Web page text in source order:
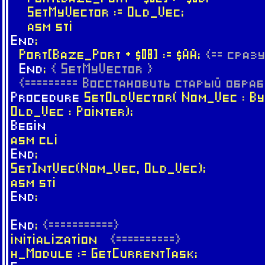
SetMyVector := Old_Vec;
asm sti
End;
Port[Baze_Port + $08] := $AA; {==
End; { SetMyVector }
{========= Восстановить старый
Procedure SetOldVector( Nom_Vec :
Old_Vec : Pointer);
Begin
asm cli
End;
SetIntVec(Nom_Vec, Old_Vec);
asm sti
End;
End; {===========}
initialization {==========}
h_Module := GetCurrentTask;